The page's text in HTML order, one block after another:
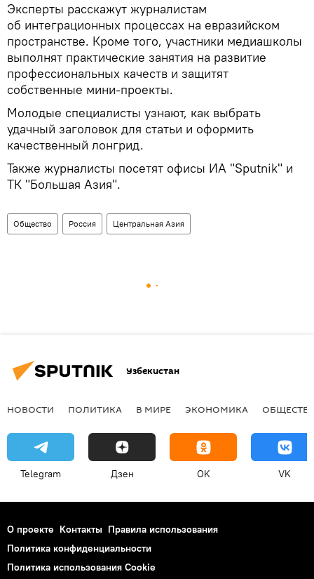
Эксперты расскажут журналистам
об интеграционных процессах на евразийском
пространстве. Кроме того, участники медиашколы
выполнят практические занятия на развитие
профессиональных качеств и защитят
собственные мини-проекты.
Молодые специалисты узнают, как выбрать
удачный заголовок для статьи и оформить
качественный лонгрид.
Также журналисты посетят офисы ИА "Sputnik" и
ТК "Большая Азия".
Общество Россия Центральная Азия
Узбекистан
НОВОСТИ ПОЛИТИКА В МИРЕ ЭКОНОМИКА
Telegram Дзен OK VK
О проекте Контакты Правила использования
Политика конфиденциальности
Политика использования Cookie